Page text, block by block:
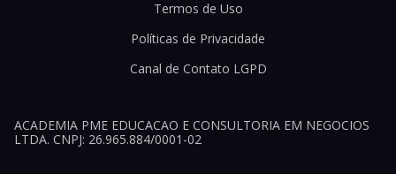
Termos de Uso
Políticas de Privacidade
Canal de Contato LGPD
ACADEMIA PME EDUCACAO E CONSULTORIA EM NEGOCIOS
LTDA. CNPJ: 26.965.884/0001-02